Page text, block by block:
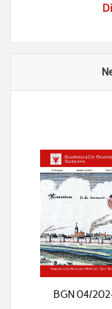
BGN 04/